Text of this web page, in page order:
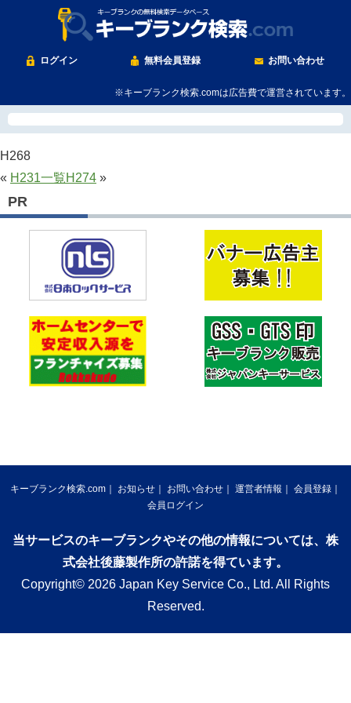
ログイン 無料会員登録 お問い合わせ
※キーブランク検索.comは広告費で運営されています。
H268
« H231一覧H274 »
PR
キーブランク検索.com お知らせ お問い合わせ 運営者情報
会員登録
会員ログイン
当サービスのキーブランクやその他の情報については、株
式会社後藤製作所の許諾を得ています。
Copyright© 2026 Japan Key Service Co., Ltd. All Rights
Reserved.